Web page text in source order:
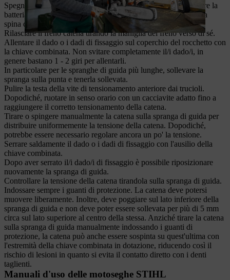
Spegnere il motore. Per le macchine senza fili bisogna smontare la
batteria, mentre per le macchine elettriche bisogna scollegare la
spina di alimentazione.
Rilasciare il freno catena tirando la maniglia del freno verso di sé.
Allentare il dado o i dadi di fissaggio sul coperchio del rocchetto con
la chiave combinata. Non svitare completamente il/i dado/i, in
genere bastano 1 - 2 giri per allentarli.
In particolare per le spranghe di guida più lunghe, sollevare la
spranga sulla punta e tenerla sollevata.
Pulire la testa della vite di tensionamento anteriore dai trucioli.
Dopodiché, ruotare in senso orario con un cacciavite adatto fino a
raggiungere il corretto tensionamento della catena.
Tirare o spingere manualmente la catena sulla spranga di guida per
distribuire uniformemente la tensione della catena. Dopodiché,
potrebbe essere necessario regolare ancora un po' la tensione.
Serrare saldamente il dado o i dadi di fissaggio con l'ausilio della
chiave combinata.
Dopo aver serrato il/i dado/i di fissaggio è possibile riposizionare
nuovamente la spranga di guida.
Controllare la tensione della catena tirandola sulla spranga di guida.
Indossare sempre i guanti di protezione. La catena deve potersi
muovere liberamente. Inoltre, deve poggiare sul lato inferiore della
spranga di guida e non deve poter essere sollevata per più di 5 mm
circa sul lato superiore al centro della stessa. Anziché tirare la catena
sulla spranga di guida manualmente indossando i guanti di
protezione, la catena può anche essere sospinta su quest'ultima con
l'estremità della chiave combinata in dotazione, riducendo così il
rischio di lesioni in quanto si evita il contatto diretto con i denti
taglienti.
Manuali d'uso delle motoseghe STIHL